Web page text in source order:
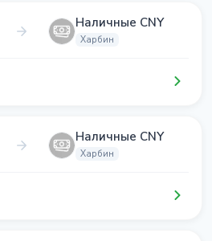
Наличные CNY
Харбин
Наличные CNY
Харбин